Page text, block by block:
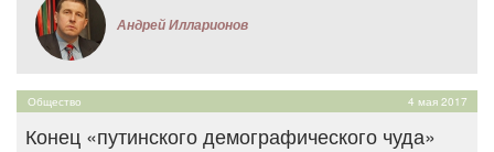
Андрей Илларионов
Общество 4 мая 2017
Конец «путинского демографического чуда»